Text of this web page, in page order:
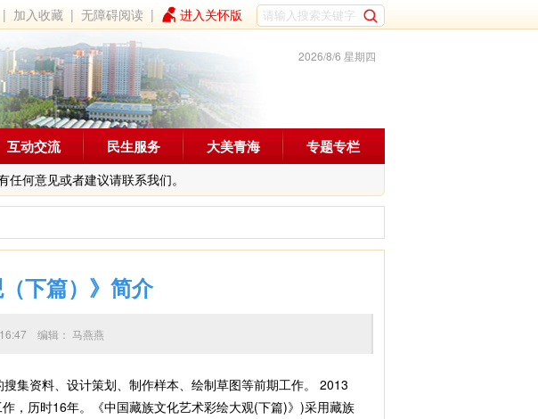
| 加入收藏 |无障碍阅读 | 进入关怀版
2026/8/6 星期四
何意见或者建议请联系我们。
互动交流 民生服务 大美青海 专题专栏
下篇）》简介
编辑： 马燕燕
集资料、设计策划、制作样本、绘制草图等前期工作。 2013
，历时16年。《中国藏族文化艺术彩绘大观(下篇)》)采用藏族